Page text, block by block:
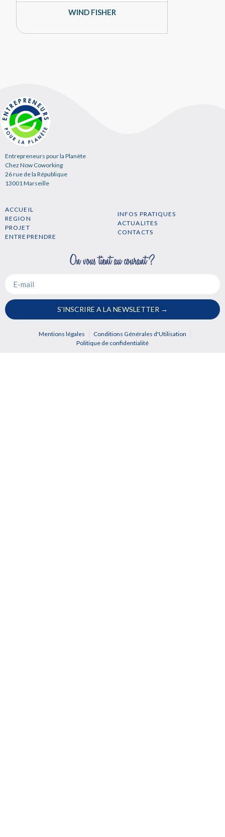
WIND FISHER
Entrepreneurs pour la Planète
Chez Now Coworking
26 rue de la République
13001 Marseille
ACCUEIL
REGION
PROJET
ENTREPRENDRE
INFOS PRATIQUES
ACTUALITES
CONTACTS
S'INSCRIRE A LA NEWSLETTER →
Mentions légales
Conditions Générales d'Utilisation
Politique de confidentialité